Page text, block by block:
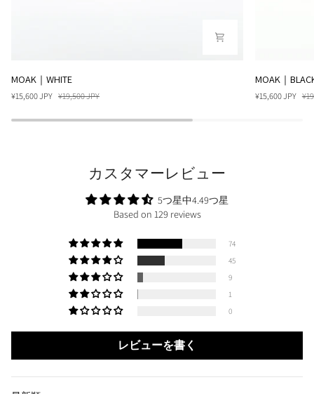
｜
WHITE
MOAK｜WHITE
¥15,600 JPY ¥19,500 JPY
｜
BLACK
MOAK｜
¥15,600 JPY
カスタマーレビュー
5つ星中4.49つ星
Based on 129 reviews
74
45
9
1
0
レビューを書く